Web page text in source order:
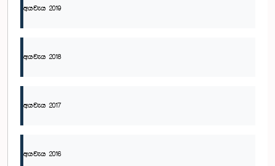
අයවැය 2019
අයවැය 2018
අයවැය 2017
අයවැය 2016